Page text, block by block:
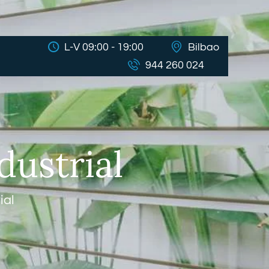
L-V 09:00 - 19:00
Bilbao
944 260 024